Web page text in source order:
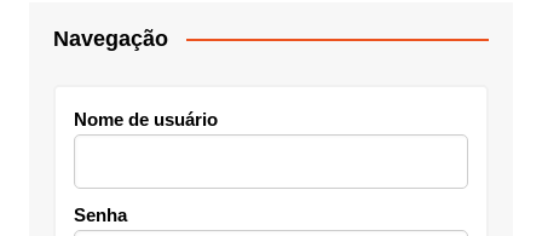
Navegação
Nome de usuário
Senha